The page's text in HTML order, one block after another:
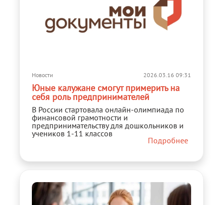
Новости 2026.03.16 09:31
Юные калужане смогут примерить на
себя роль предпринимателей
В России стартовала онлайн-олимпиада по
финансовой грамотности и
предпринимательству для дошкольников и
учеников 1-11 классов
Подробнее